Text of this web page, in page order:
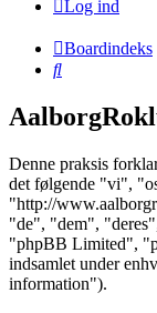
Log ind
Boardindeks
Søg
Denne praksis
det følgende "vi",
"http://
"de", "dem",
"phpBB Limited",
indsamlet under
information").